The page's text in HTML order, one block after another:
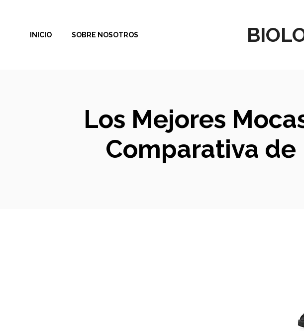
contenidoINICIO SOBRE NOSOTROS
Los Mejores
Comparativa